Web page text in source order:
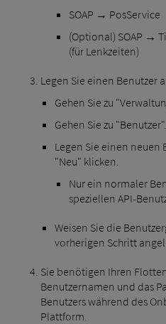
SOAP → PosService
(Optional) SOAP →
(für Lenkzeiten)
Legen Sie einen Benutzer
Gehen Sie zu
Gehen Sie zu "Benutzer".
Legen Sie einen neuen
"Neu" klicken.
Nur ein normaler
speziellen API-
Weisen Sie die
vorherigen Schritt
Sie benötigen Ihren
Benutzernamen und das
Benutzers während des
Plattform.